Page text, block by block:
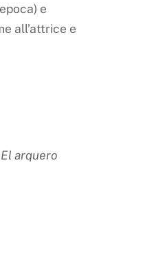
e
all’attrice e
El arquero